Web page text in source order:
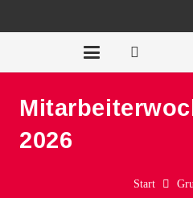
2026
Start